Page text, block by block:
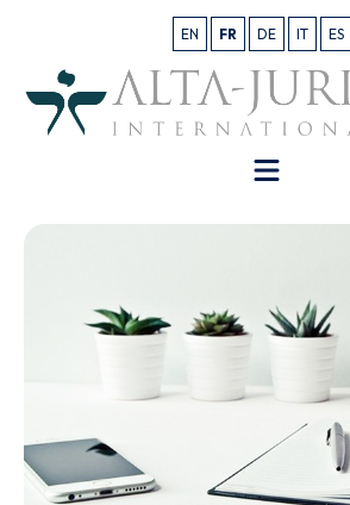
EN FR DE IT ES